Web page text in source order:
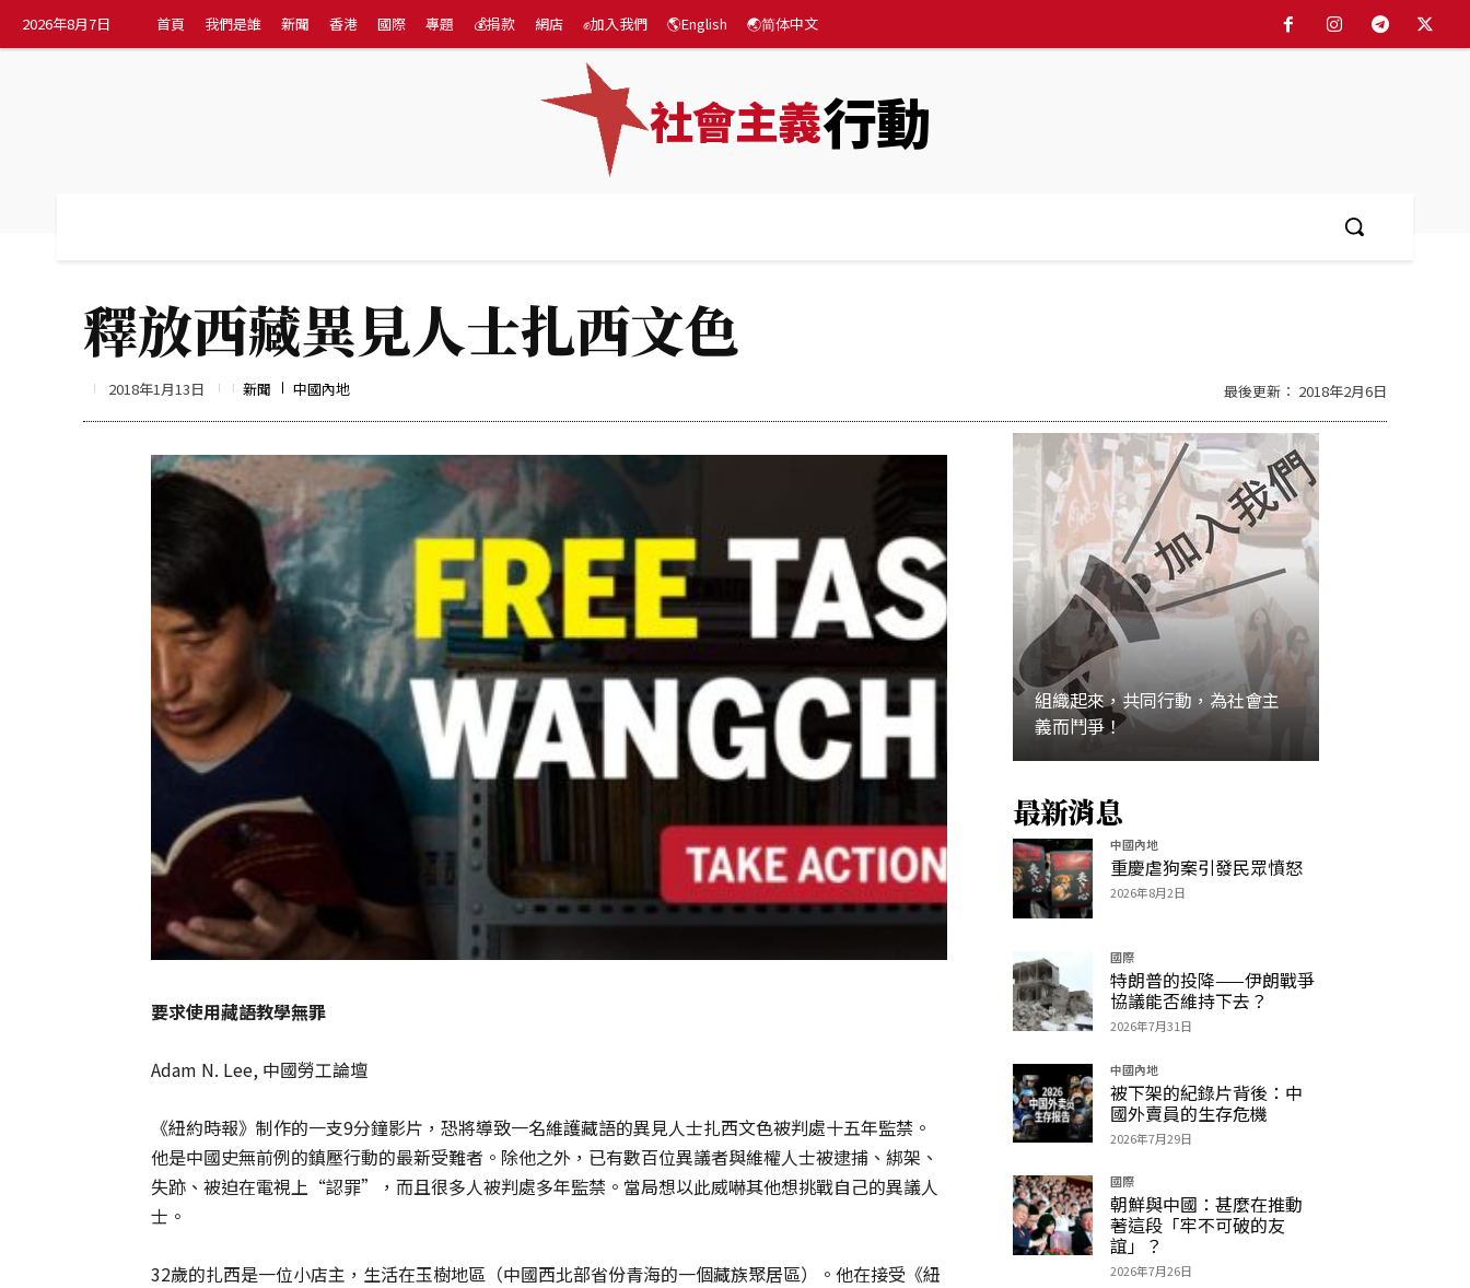
2026年8月7日 首頁 我們是誰 新聞 香港 國際 專題 💰捐款 網店 ✊加入我們 🌎English 🌏简体中文
社會主義行動
釋放西藏異見人士扎西文色
2018年1月13日 最後更新： 2018年2月6日
新聞 中國內地
要求使用藏語教學無罪
Adam N. Lee, 中國勞工論壇
《紐約時報》制作的一支9分鐘影片，恐將導致一名維護藏語的異見人士扎西文色被判處十五年監禁。
他是中國史無前例的鎮壓行動的最新受難者。除他之外，已有數百位異議者與維權人士被逮捕、綁架、
失跡、被迫在電視上“認罪”，而且很多人被判處多年監禁。當局想以此威嚇其他想挑戰自己的異議人
士。
32歲的扎西是一位小店主，生活在玉樹地區（中國西北部省份青海的一個藏族聚居區）。他在接受《紐
組織起來，共同行動，為社會主
義而鬥爭！
加入
最新消息
中國內地
重慶虐狗案引發民眾憤怒
2026年8月2日
國際
特朗普的投降——伊朗戰爭
協議能否維持下去？
2026年7月31日
中國內地
被下架的紀錄片背後：中
國外賣員的生存危機
2026年7月29日
國際
朝鮮與中國：甚麼在推動
著這段「牢不可破的友
誼」？
2026年7月26日